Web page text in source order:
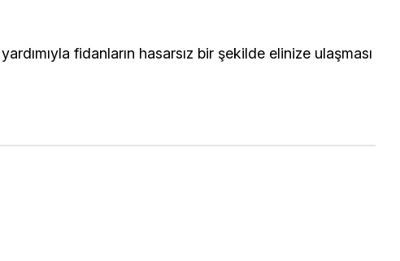
fidanların hasarsız bir şekilde elinize ulaşması